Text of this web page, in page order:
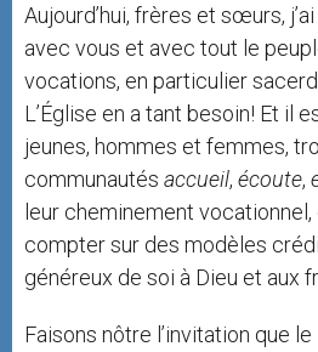
Aujourd’hui, frères et sœurs,
avec vous et avec tout le
vocations, en particulier
L’Église en a tant besoin! Et il
jeunes, hommes et femmes,
communautés accueil, écoute,
leur cheminement vocationnel,
compter sur des modèles
généreux de soi à Dieu et aux
Faisons nôtre l’invitation que